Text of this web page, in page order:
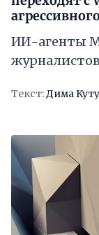
ИИ-агенты
Текст: Дима